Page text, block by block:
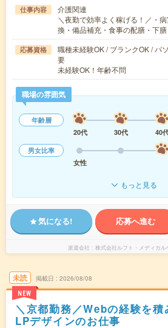
仕事内容
介護関連
＼夜勤で効率よく稼げる！／・
換・備品補充・食事の配膳・下
応募資格
職種未経験OK / ブランクOK / パ
要
未経験OK！年齢不問
職場の雰囲気
年齢層
20代
30代 40
男女比率
女性
もっと見る
気になる! 応募へ進む
派遣会社 株式会社ルフト・メディカ
未読
NEW
掲載日 2026/08/08
＼京都勤務／Webの経験を積
LPデザインのお仕事